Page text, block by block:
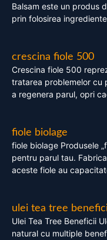
Balsam este un produs
prin folosirea
crescina fiole 500
Crescina fiole 500
tratarea problemelor cu
a regenera parul, opri
fiole biolage
fiole biolage Produsele
pentru parul tau.
aceste fiole au
ulei tea tree
Ulei Tea Tree Beneficii
natural cu multiple